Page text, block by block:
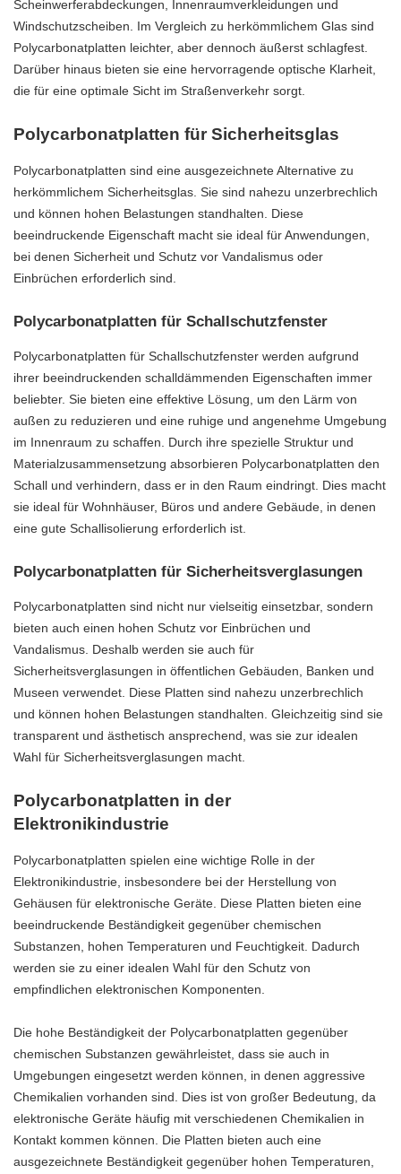
Scheinwerferabdeckungen, Innenraumverkleidungen und
Windschutzscheiben. Im Vergleich zu herkömmlichem Glas sind
Polycarbonatplatten leichter, aber dennoch äußerst schlagfest.
Darüber hinaus bieten sie eine hervorragende optische Klarheit,
die für eine optimale Sicht im Straßenverkehr sorgt.
Polycarbonatplatten für Sicherheitsglas
Polycarbonatplatten sind eine ausgezeichnete Alternative zu
herkömmlichem Sicherheitsglas. Sie sind nahezu unzerbrechlich
und können hohen Belastungen standhalten. Diese
beeindruckende Eigenschaft macht sie ideal für Anwendungen,
bei denen Sicherheit und Schutz vor Vandalismus oder
Einbrüchen erforderlich sind.
Polycarbonatplatten für Schallschutzfenster
Polycarbonatplatten für Schallschutzfenster werden aufgrund
ihrer beeindruckenden schalldämmenden Eigenschaften immer
beliebter. Sie bieten eine effektive Lösung, um den Lärm von
außen zu reduzieren und eine ruhige und angenehme Umgebung
im Innenraum zu schaffen. Durch ihre spezielle Struktur und
Materialzusammensetzung absorbieren Polycarbonatplatten den
Schall und verhindern, dass er in den Raum eindringt. Dies macht
sie ideal für Wohnhäuser, Büros und andere Gebäude, in denen
eine gute Schallisolierung erforderlich ist.
Polycarbonatplatten für Sicherheitsverglasungen
Polycarbonatplatten sind nicht nur vielseitig einsetzbar, sondern
bieten auch einen hohen Schutz vor Einbrüchen und
Vandalismus. Deshalb werden sie auch für
Sicherheitsverglasungen in öffentlichen Gebäuden, Banken und
Museen verwendet. Diese Platten sind nahezu unzerbrechlich
und können hohen Belastungen standhalten. Gleichzeitig sind sie
transparent und ästhetisch ansprechend, was sie zur idealen
Wahl für Sicherheitsverglasungen macht.
Polycarbonatplatten in der
Elektronikindustrie
Polycarbonatplatten spielen eine wichtige Rolle in der
Elektronikindustrie, insbesondere bei der Herstellung von
Gehäusen für elektronische Geräte. Diese Platten bieten eine
beeindruckende Beständigkeit gegenüber chemischen
Substanzen, hohen Temperaturen und Feuchtigkeit. Dadurch
werden sie zu einer idealen Wahl für den Schutz von
empfindlichen elektronischen Komponenten.
Die hohe Beständigkeit der Polycarbonatplatten gegenüber
chemischen Substanzen gewährleistet, dass sie auch in
Umgebungen eingesetzt werden können, in denen aggressive
Chemikalien vorhanden sind. Dies ist von großer Bedeutung, da
elektronische Geräte häufig mit verschiedenen Chemikalien in
Kontakt kommen können. Die Platten bieten auch eine
ausgezeichnete Beständigkeit gegenüber hohen Temperaturen,